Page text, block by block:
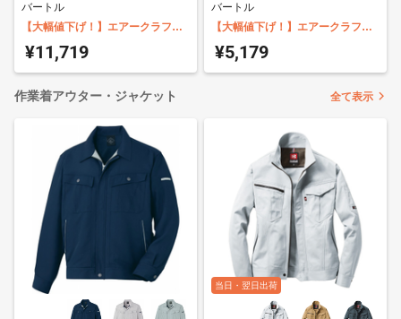
バートル
【大幅値下げ！】エアークラフト
専用バッテリー バートル AC09
¥11,719
バートル
【大幅値下げ！】エアークラフト
専用ファンユニット バートル
AC09-1
¥5,179
作業着アウター・ジャケット 全て表示
当日・翌日出荷